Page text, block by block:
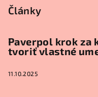
Články
Paverpol krok za
tvoriť vlastné
11.10.2025